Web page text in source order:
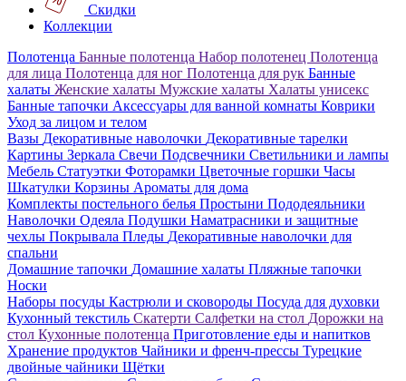
Скидки
Коллекции
Полотенца Банные полотенца Набор полотенец Полотенца
для лица Полотенца для ног Полотенца для рук Банные
халаты Женские халаты Мужские халаты Халаты унисекс
Банные тапочки Аксессуары для ванной комнаты Коврики
Уход за лицом и телом
Вазы Декоративные наволочки Декоративные тарелки
Картины Зеркала Свечи Подсвечники Светильники и лампы
Мебель Статуэтки Фоторамки Цветочные горшки Часы
Шкатулки Корзины Ароматы для дома
Комплекты постельного белья Простыни Пододеяльники
Наволочки Одеяла Подушки Наматрасники и защитные
чехлы Покрывала Пледы Декоративные наволочки для
спальни
Домашние тапочки Домашние халаты Пляжные тапочки
Носки
Наборы посуды Кастрюли и сковороды Посуда для духовки
Кухонный текстиль Скатерти Салфетки на стол Дорожки на
стол Кухонные полотенца Приготовление еды и напитков
Хранение продуктов Чайники и френч-прессы Турецкие
двойные чайники Щётки